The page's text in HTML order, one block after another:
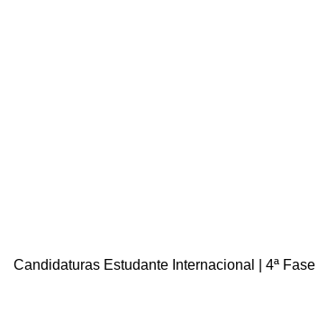
Candidaturas Estudante Internacional | 4ª Fase